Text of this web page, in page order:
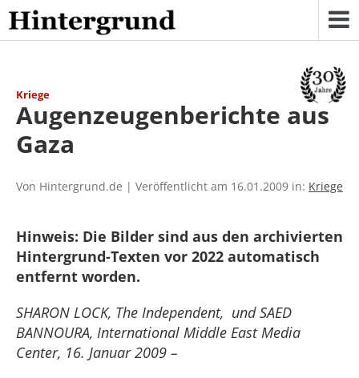
Skip
to
content
Kriege
Augenzeugenberichte aus
Gaza
Von Hintergrund.de | Veröffentlicht am 16.01.2009 in: Kriege
Hinweis: Die Bilder sind aus den archivierten
Hintergrund-Texten vor 2022 automatisch
entfernt worden.
SHARON LOCK, The Independent, und SAED
BANNOURA, International Middle East Media
Center, 16. Januar 2009 –